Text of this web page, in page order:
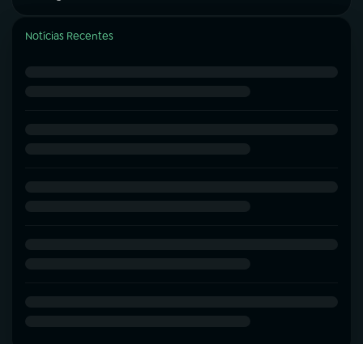
Notícias Recentes